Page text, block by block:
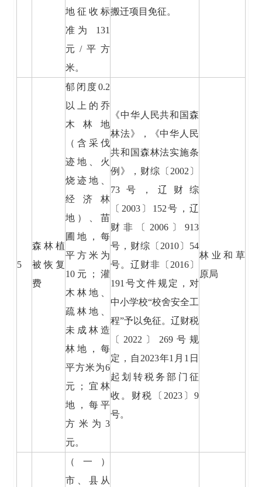
地征收标
准为 131
元/平方
米。
搬迁项目免征。
5
森林植
被恢复
费
郁闭度0.2
以上的乔
木林地
（含采伐
迹地、火
烧迹地、
经济林
地）、苗
圃地，每
平方米为
10元；灌
木林地、
疏林地、
未成林造
林地，每
平方米为6
元；宜林
地，每平
方米为3
元。
《中华人民共和国森
林法》，《中华人民
共和国森林法实施条
例》，财综〔2002〕
73号，辽财综
〔2003〕152号，辽
财非〔2006〕913
号，财综〔2010〕54
号。辽财非〔2016〕
191号文件规定，对
中小学校“校舍安全工
程”予以免征。辽财税
〔2022〕269号规
定，自2023年1月1日
起划转税务部门征
收。财税〔2023〕9
号。
林业和草
原局
（一）
市、县从